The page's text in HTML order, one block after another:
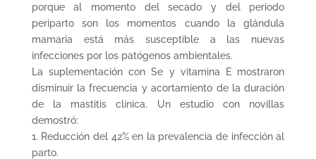
porque al momento del secado y del periodo
periparto son los momentos cuando la glándula
mamaria está más susceptible a las nuevas
infecciones por los patógenos ambientales.
La suplementación con Se y vitamina E mostraron
disminuir la frecuencia y acortamiento de la duración
de la mastitis clínica. Un estudio con novillas
demostró:
1. Reducción del 42% en la prevalencia de infección al
parto.